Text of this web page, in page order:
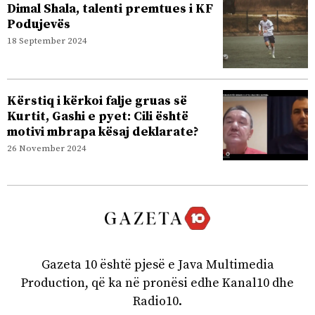
Dimal Shala, talenti premtues i KF
Podujevës
18 September 2024
Kërstiq i kërkoi falje gruas së
Kurtit, Gashi e pyet: Cili është
motivi mbrapa kësaj deklarate?
26 November 2024
Gazeta 10 është pjesë e Java Multimedia
Production, që ka në pronësi edhe Kanal10 dhe
Radio10.